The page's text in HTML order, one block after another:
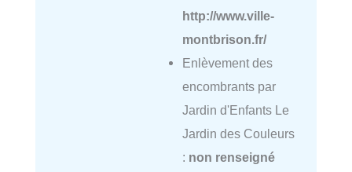
http://www.ville-
montbrison.fr/
Enlèvement des
encombrants par
Jardin d'Enfants Le
Jardin des Couleurs
: non renseigné